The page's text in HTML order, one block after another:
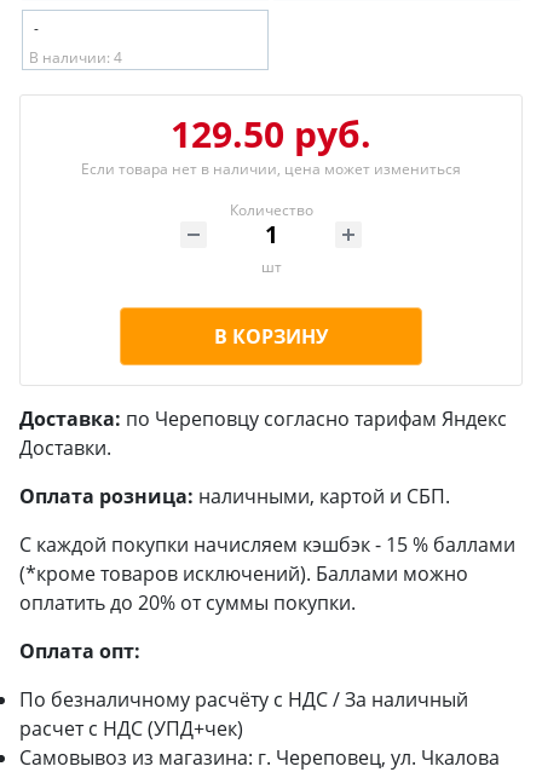
-
В наличии: 4
129.50 руб.
Если товара нет в наличии, цена может измениться
Количество
шт
В КОРЗИНУ
Доставка: по Череповцу согласно тарифам Яндекс
Доставки.
Оплата розница: наличными, картой и СБП.
С каждой покупки начисляем кэшбэк - 15 % баллами
(*кроме товаров исключений). Баллами можно
оплатить до 20% от суммы покупки.
Оплата опт:
По безналичному расчёту с НДС / За наличный
расчет с НДС (УПД+чек)
Самовывоз из магазина: г. Череповец, ул. Чкалова